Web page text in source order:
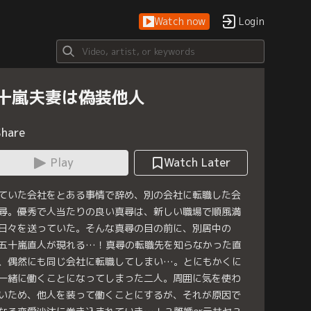
Watch now Login
嵐夫妻は偽装他人
Play
Watch Later
いた会社をとある事情で辞め、別の会社に転職した会
。優秀で人当たりの良い真尋は、新しい職場で順風満
々を送っていた。そんな真尋の目の前に、別居中の
十嵐直人が現れる…！真尋の転職先を知らなかった直
偶然にも同じ会社に転職してしまい…。とにもかくに
緒に働くことになってしまった二人。周囲に気を使わ
ため、他人を装って働くことにするが、それが原因で